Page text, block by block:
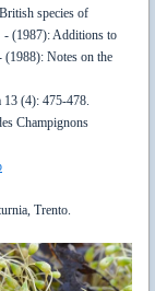
species of
- (1987): Additions to
(1988): Notes on the
(4): 475-478.
Champignons
Trento.